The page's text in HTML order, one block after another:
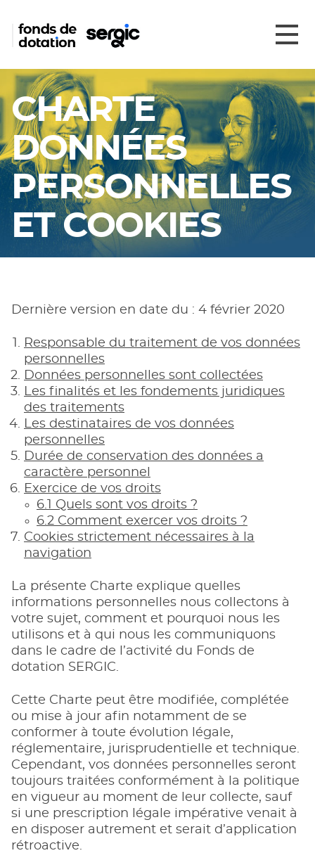
CHARTE
DONNÉES
PERSONNELLES
ET COOKIES
Dernière version en date du : 4 février 2020
Responsable du traitement de vos données
personnelles
Données personnelles sont collectées
Les finalités et les fondements juridiques
des traitements
Les destinataires de vos données
personnelles
Durée de conservation des données a
caractère personnel
Exercice de vos droits
6.1 Quels sont vos droits ?
6.2 Comment exercer vos droits ?
Cookies strictement nécessaires à la
navigation
La présente Charte explique quelles
informations personnelles nous collectons à
votre sujet, comment et pourquoi nous les
utilisons et à qui nous les communiquons
dans le cadre de l’activité du Fonds de
dotation SERGIC.
Cette Charte peut être modifiée, complétée
ou mise à jour afin notamment de se
conformer à toute évolution légale,
réglementaire, jurisprudentielle et technique.
Cependant, vos données personnelles seront
toujours traitées conformément à la politique
en vigueur au moment de leur collecte, sauf
si une prescription légale impérative venait à
en disposer autrement et serait d’application
rétroactive.